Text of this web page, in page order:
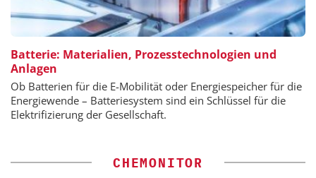
Batterie: Materialien, Prozesstechnologien und
Anlagen
Ob Batterien für die E-Mobilität oder Energiespeicher für die
Energiewende – Batteriesystem sind ein Schlüssel für die
Elektrifizierung der Gesellschaft.
CHEMONITOR